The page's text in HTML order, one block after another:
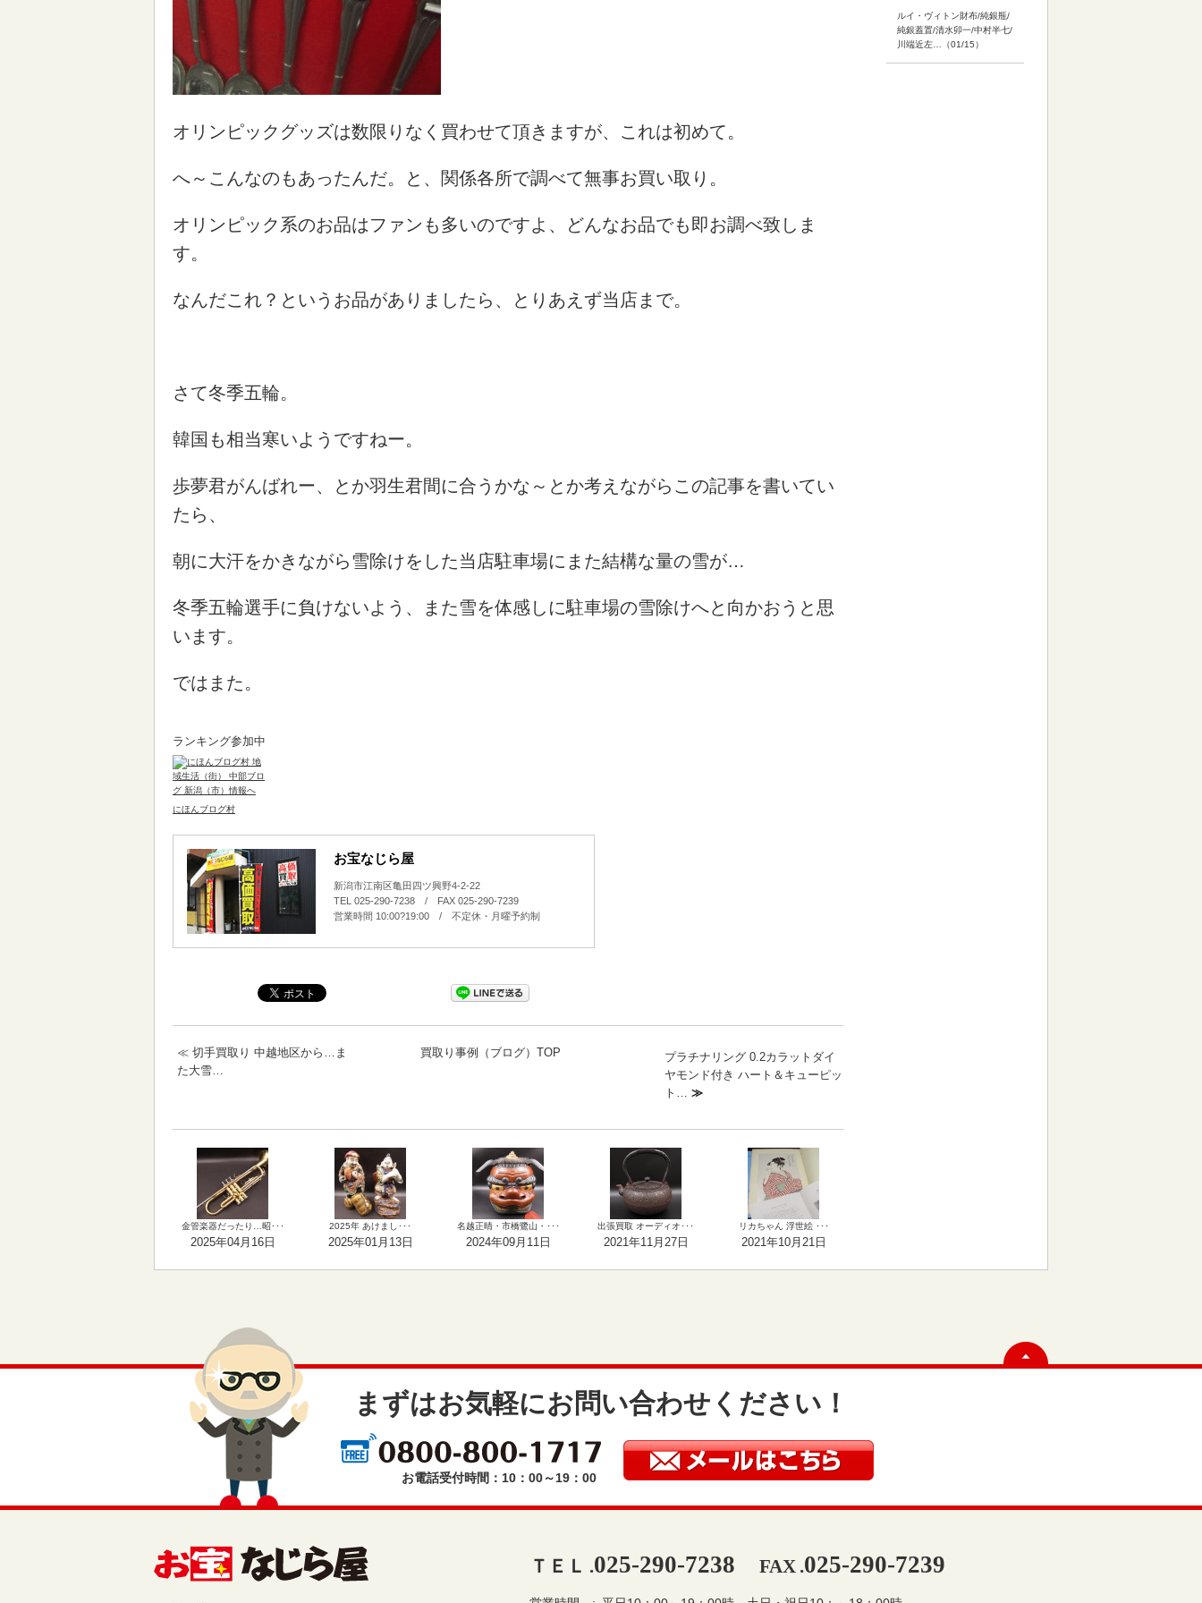
オリンピックグッズは数限りなく買わせて頂きますが、これは初めて。
へ～こんなのもあったんだ。と、関係各所で調べて無事お買い取り。
オリンピック系のお品はファンも多いのですよ、どんなお品でも即お調べ致しま
す。
なんだこれ？というお品がありましたら、とりあえず当店まで。
さて冬季五輪。
韓国も相当寒いようですねー。
歩夢君がんばれー、とか羽生君間に合うかな～とか考えながらこの記事を書いてい
たら、
朝に大汗をかきながら雪除けをした当店駐車場にまた結構な量の雪が…
冬季五輪選手に負けないよう、また雪を体感しに駐車場の雪除けへと向かおうと思
います。
ではまた。
ランキング参加中
にほんブログ村
お宝なじら屋
新潟市江南区亀田四ツ興野4-2-22
TEL 025-290-7238 / FAX 025-290-7239
営業時間 10:00?19:00 / 不定休・月曜予約制
≪ 切手買取り 中越地区から…ま
た大雪…
買取り事例（ブログ）TOP
プラチナリング 0.2カラットダイ
ヤモンド付き ハート＆キューピッ
ト… ≫
金管楽器だったり…昭･･･
2025年04月16日
2025年 あけまし･･･
2025年01月13日
名越正晴・市橋鷺山・･･･
2024年09月11日
出張買取 オーディオ･･･
2021年11月27日
リカちゃん 浮世絵 ･･･
2021年10月21日
ルイ・ヴィトン財布/純銀瓶/
純銀蓋置/清水卯一/中村半七/
川端近左…（01/15）
まずはお気軽にお問い合わせください！
お電話受付時間：10：00～19：00
ＴＥＬ .025-290-7238 FAX .025-290-7239